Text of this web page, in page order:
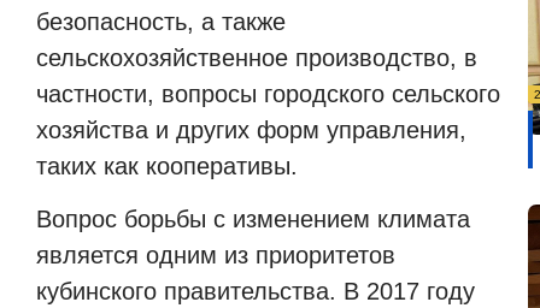
безопасность, а также
сельскохозяйственное производство, в
частности, вопросы городского сельского
хозяйства и других форм управления,
таких как кооперативы.
Вопрос борьбы с изменением климата
является одним из приоритетов
кубинского правительства. В 2017 году